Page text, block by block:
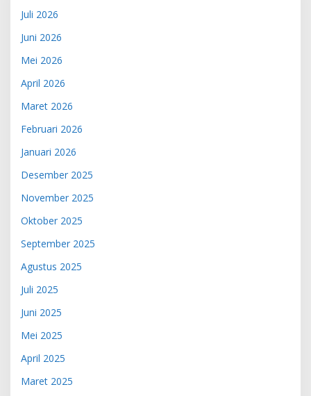
Juli 2026
Juni 2026
Mei 2026
April 2026
Maret 2026
Februari 2026
Januari 2026
Desember 2025
November 2025
Oktober 2025
September 2025
Agustus 2025
Juli 2025
Juni 2025
Mei 2025
April 2025
Maret 2025